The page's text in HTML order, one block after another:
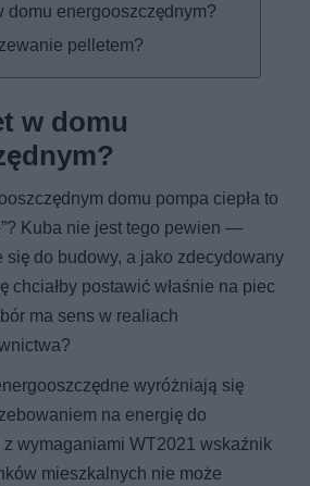
domu energooszczędnym?
pelletem?
w domu
domu pompa ciepła to
Kuba nie jest tego pewien —
się do budowy, a jako zdecydowany
chciałby postawić właśnie na piec
ma sens w realiach
wyróżniają się
na energię do
wymaganiami WT2021 wskaźnik
mieszkalnych nie może